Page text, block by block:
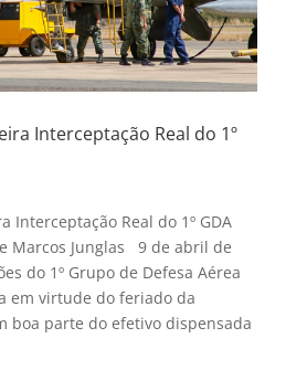
Interceptação Real do 1º
Interceptação Real do 1º GDA
Marcos Junglas 9 de abril de
do 1º Grupo de Defesa Aérea
em virtude do feriado da
boa parte do efetivo dispensada